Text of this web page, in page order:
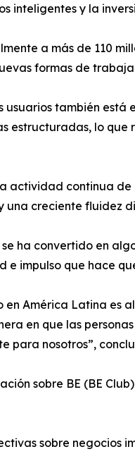
inteligentes y la
a más de 110
formas de
usuarios también
estructuradas, lo que
actividad continua
una creciente fluidez
ha convertido en
e impulso que hace
en América Latina es
en que las
para nosotros”,
sobre BE (BE
sobre negocios